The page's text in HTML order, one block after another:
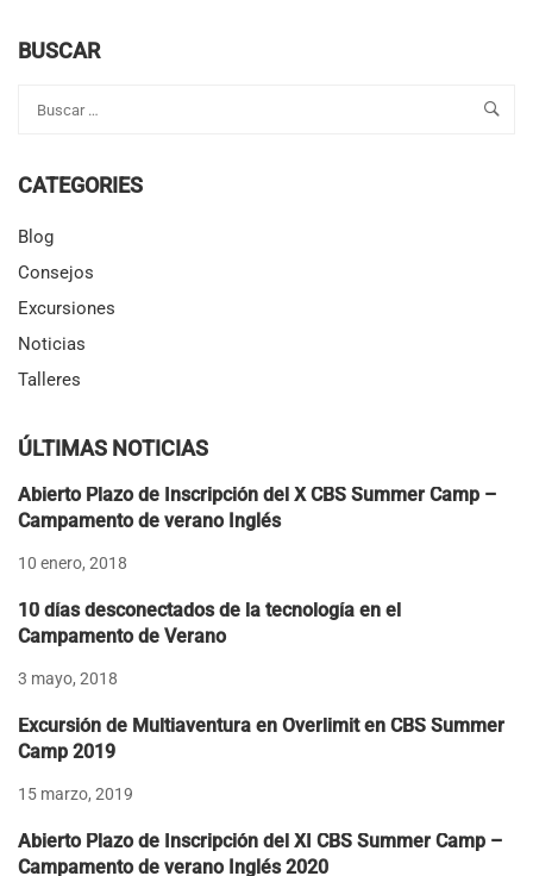
en inglés!
BUSCAR
CATEGORIES
Blog
Consejos
Excursiones
Noticias
Talleres
ÚLTIMAS NOTICIAS
Abierto Plazo de Inscripción del X CBS Summer Camp –
Campamento de verano Inglés
10 enero, 2018
10 días desconectados de la tecnología en el
Campamento de Verano
3 mayo, 2018
Excursión de Multiaventura en Overlimit en CBS Summer
Camp 2019
15 marzo, 2019
Abierto Plazo de Inscripción del XI CBS Summer Camp –
Campamento de verano Inglés 2020